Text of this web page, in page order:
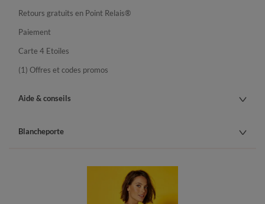
Retours gratuits en Point Relais®
Paiement
Carte 4 Etoiles
(1) Offres et codes promos
Aide & conseils
Blancheporte